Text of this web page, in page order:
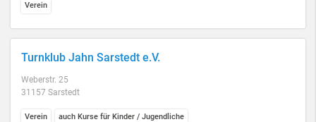
Verein
Turnklub Jahn Sarstedt e.V.
Weberstr. 25
31157 Sarstedt
Verein auch Kurse für Kinder / Jugendliche